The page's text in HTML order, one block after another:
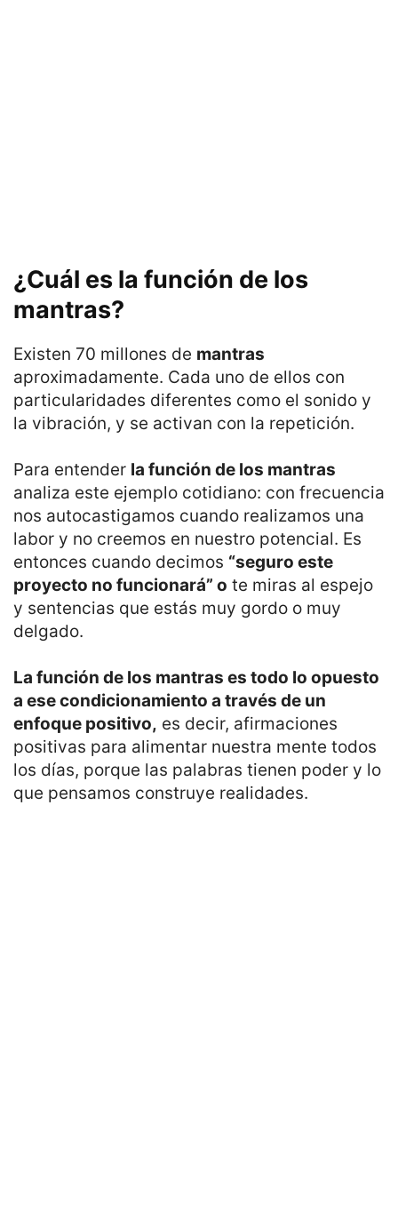
¿Cuál es la función de los
mantras?
Existen 70 millones de mantras
aproximadamente. Cada uno de ellos con
particularidades diferentes como el sonido y
la vibración, y se activan con la repetición.
Para entender la función de los mantras
analiza este ejemplo cotidiano: con frecuencia
nos autocastigamos cuando realizamos una
labor y no creemos en nuestro potencial. Es
entonces cuando decimos “seguro este
proyecto no funcionará” o te miras al espejo
y sentencias que estás muy gordo o muy
delgado.
La función de los mantras es todo lo opuesto
a ese condicionamiento a través de un
enfoque positivo, es decir, afirmaciones
positivas para alimentar nuestra mente todos
los días, porque las palabras tienen poder y lo
que pensamos construye realidades.